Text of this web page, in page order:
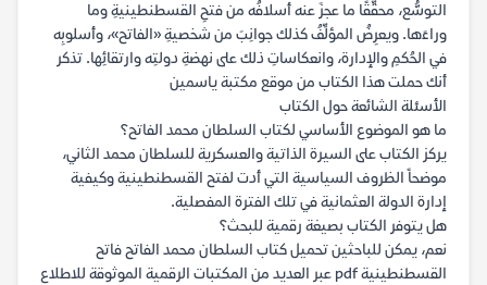
التوسُّع، محقِّقًا ما عجزَ عنه أسلافُه من فتحِ القسطنطينيةِ وما
وراءَها. ويعرِضُ المؤلِّفُ كذلك جوانِبَ من شخصيةِ «الفاتح»، وأسلوبِه
في الحُكمِ والإدارة، وانعكاساتِ ذلك على نهضةِ دولتِه وارتقائِها. تذكر
أنك حملت هذا الكتاب من موقع مكتبة ياسمين
الأسئلة الشائعة حول الكتاب
ما هو الموضوع الأساسي لكتاب السلطان محمد الفاتح؟
يركز الكتاب على السيرة الذاتية والعسكرية للسلطان محمد الثاني،
موضحاً الظروف السياسية التي أدت لفتح القسطنطينية وكيفية
إدارة الدولة العثمانية في تلك الفترة المفصلية.
هل يتوفر الكتاب بصيغة رقمية للبحث؟
نعم، يمكن للباحثين تحميل كتاب السلطان محمد الفاتح فاتح
القسطنطينية pdf عبر العديد من المكتبات الرقمية الموثوقة للاطلاع